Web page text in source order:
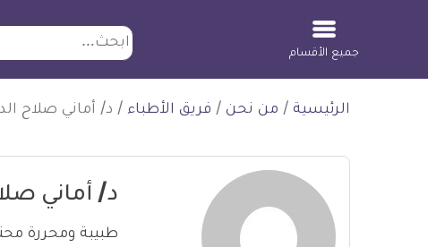
ابحث
جميع الأقسام
الرئيسية / من نحن / فريق الأطباء / د/ أماني صلاح
د/ أماني
طبيبة ومحررة